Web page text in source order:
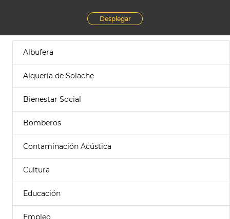
Desplegar
Albufera
Alquería de Solache
Bienestar Social
Bomberos
Contaminación Acústica
Cultura
Educación
Empleo